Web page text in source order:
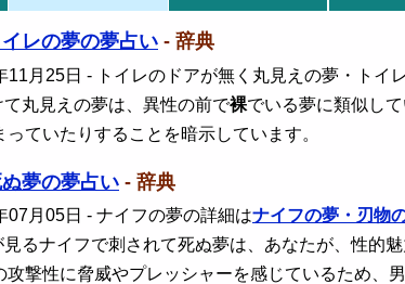
レの夢の夢占い - 辞典
11月25日 - トイレのドアが無く丸見えの夢・トイ
て丸見えの夢は、異性の前で裸でいる夢に類似し
ていたりすることを暗示しています。
夢の夢占い - 辞典
07月05日 - ナイフの夢の詳細はナイフの夢・刃物
見るナイフで刺されて死ぬ夢は、あなたが、性的
攻撃性に脅威やプレッシャーを感じているため、